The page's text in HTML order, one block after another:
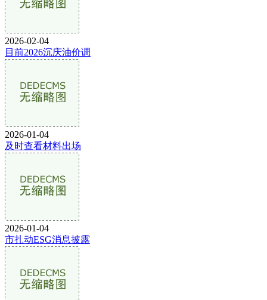
2026-02-04
目前2026沉庆油价调
2026-01-04
及时查看材料出场
2026-01-04
市扎动ESG消息披露